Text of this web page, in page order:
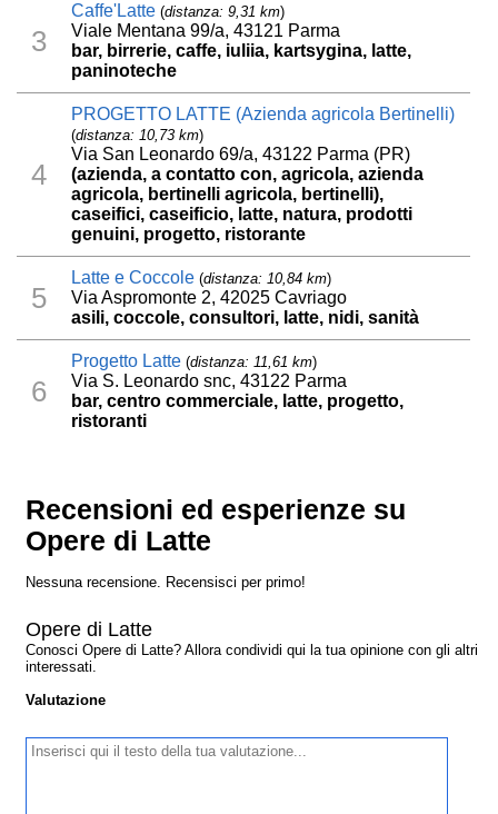
3
Caffe'Latte (distanza: 9,31 km)
Viale Mentana 99/a, 43121 Parma
bar, birrerie, caffe, iuliia, kartsygina, latte,
paninoteche
4
PROGETTO LATTE (Azienda agricola Bertinelli)
(distanza: 10,73 km)
Via San Leonardo 69/a, 43122 Parma (PR)
(azienda, a contatto con, agricola, azienda
agricola, bertinelli agricola, bertinelli),
caseifici, caseificio, latte, natura, prodotti
genuini, progetto, ristorante
5
Latte e Coccole (distanza: 10,84 km)
Via Aspromonte 2, 42025 Cavriago
asili, coccole, consultori, latte, nidi, sanità
6
Progetto Latte (distanza: 11,61 km)
Via S. Leonardo snc, 43122 Parma
bar, centro commerciale, latte, progetto,
ristoranti
Recensioni ed esperienze su
Opere di Latte
Nessuna recensione. Recensisci per primo!
Opere di Latte
Conosci Opere di Latte? Allora condividi qui la tua opinione con gli altri
interessati.
Valutazione